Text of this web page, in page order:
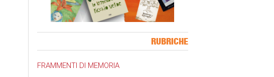
RUBRICHE
FRAMMENTI DI MEMORIA